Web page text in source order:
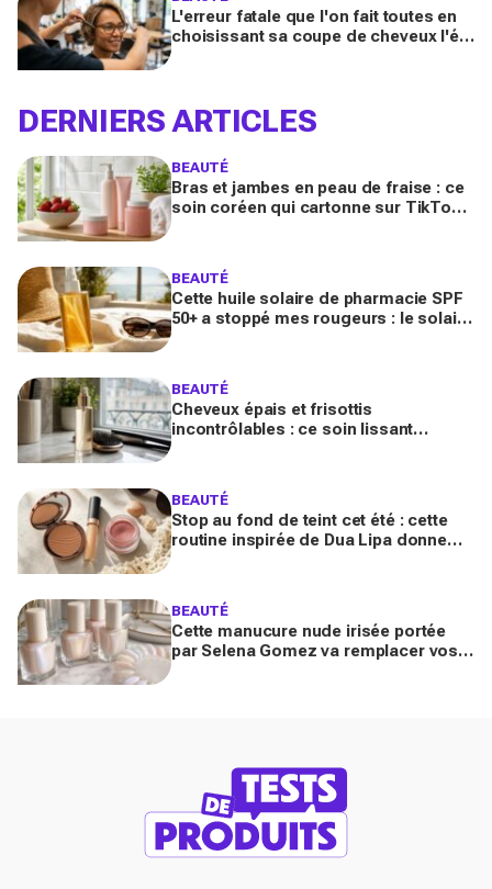
L'erreur fatale que l'on fait toutes en
choisissant sa coupe de cheveux l'été
DERNIERS ARTICLES
BEAUTÉ
Bras et jambes en peau de fraise : ce
soin coréen qui cartonne sur TikTok
BEAUTÉ
Cette huile solaire de pharmacie SPF
50+ a stoppé mes rougeurs : le solaire
BEAUTÉ
Cheveux épais et frisottis
incontrôlables : ce soin lissant
BEAUTÉ
Stop au fond de teint cet été : cette
routine inspirée de Dua Lipa donne
BEAUTÉ
Cette manucure nude irisée portée
par Selena Gomez va remplacer vos